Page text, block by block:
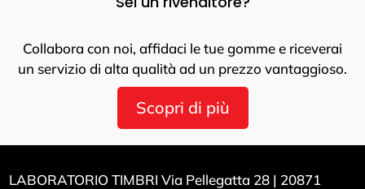
Collabora con noi, affidaci le tue gomme e riceverai
un servizio di alta qualità ad un prezzo vantaggioso.
Scopri di più
LABORATORIO TIMBRI Via Pellegatta 28 | 20871